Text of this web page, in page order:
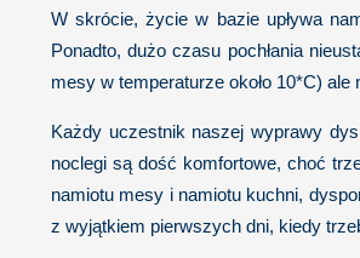
W skrócie, życie w bazie upływa
Ponadto, dużo czasu pochłania
mesy w temperaturze około 10*C)
Każdy uczestnik naszej wyprawy
noclegi są dość komfortowe, choć
namiotu mesy i namiotu kuchni,
z wyjątkiem pierwszych dni, kiedy